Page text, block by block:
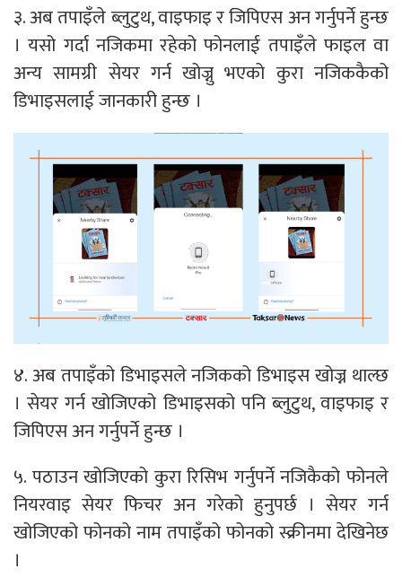
३. अब तपाइँले ब्लुटुथ, वाइफाइ र जिपिएस अन गर्नुपर्ने हुन्छ
। यसो गर्दा नजिकमा रहेको फोनलाई तपाइँले फाइल वा
अन्य सामग्री सेयर गर्न खोज्नु भएको कुरा नजिककैको
डिभाइसलाई जानकारी हुन्छ ।
४. अब तपाइँको डिभाइसले नजिकको डिभाइस खोज्न थाल्छ
। सेयर गर्न खोजिएको डिभाइसको पनि ब्लुटुथ, वाइफाइ र
जिपिएस अन गर्नुपर्ने हुन्छ ।
५. पठाउन खोजिएको कुरा रिसिभ गर्नुपर्ने नजिकैको फोनले
नियरवाइ सेयर फिचर अन गरेको हुनुपर्छ । सेयर गर्न
खोजिएको फोनको नाम तपाइँको फोनको स्क्रीनमा देखिनेछ
।